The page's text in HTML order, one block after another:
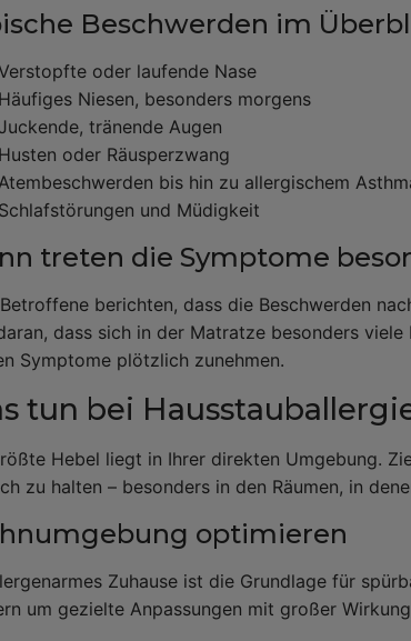
Beschwerden im
oder laufende Nase
Häufiges Niesen, besonders morgens
Juckende, tränende Augen
Husten oder Räusperzwang
Atembeschwerden bis hin zu allergischem
Schlafstörungen und Müdigkeit
treten die Symptome
berichten, dass die Beschwerden
dass sich in der Matratze besonders
Symptome plötzlich zunehmen.
tun bei
Hebel liegt in Ihrer direkten Umgebung.
zu halten – besonders in den Räumen, in
optimieren
Zuhause ist die Grundlage für
um gezielte Anpassungen mit großer